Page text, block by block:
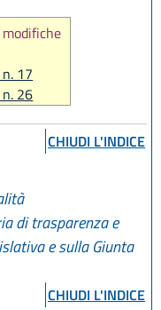
17
26
CHIUDI L'INDICE
di trasparenza e
e sulla Giunta
CHIUDI L'INDICE